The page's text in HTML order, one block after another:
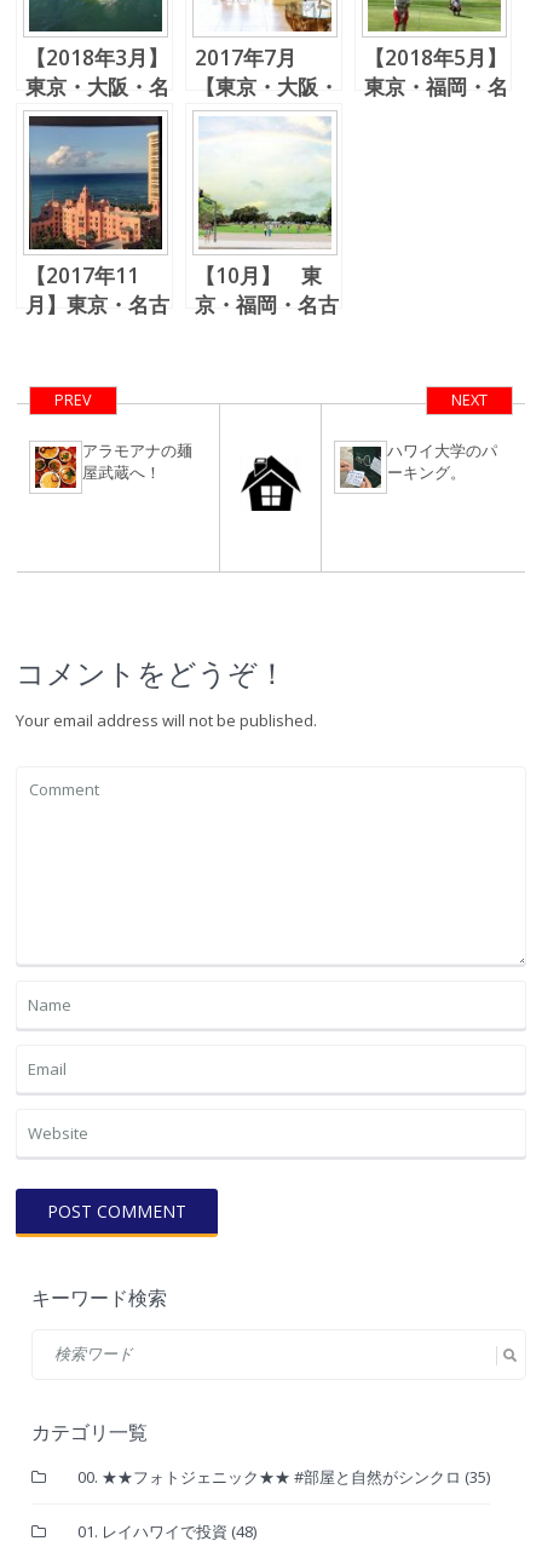
【2018年3月】
東京・大阪・名
古屋 ハワイ不
動産個別相談
会 ＋ 不動産
情報交換会 ＆
春ゴルフ！
2017年7月
【東京・大阪・
金沢・名古屋】
ハワイ不動産相
談会＆ゆるい集
まり
【2018年5月】
東京・福岡・名
【2017年11
月】東京・名古
談会開催！
【10月】 東
京・福岡・名古
PREV
アラモアナの麺
屋武蔵へ！
NEXT
ハワイ大学のパ
ーキング。
コメントをどうぞ！
Your email address will not be published.
キーワード検索
カテゴリ一覧
00. ★★フォトジェニック★★ #部屋と自然がシンクロ (35)
01. レイハワイで投資 (48)